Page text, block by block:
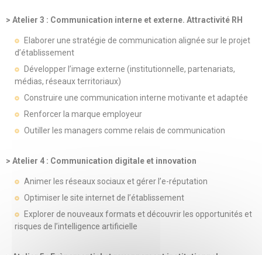
> Atelier 3 : Communication interne et externe. Attractivité RH
Elaborer une stratégie de communication alignée sur le projet
d’établissement
Développer l’image externe (institutionnelle, partenariats,
médias, réseaux territoriaux)
Construire une communication interne motivante et adaptée
Renforcer la marque employeur
Outiller les managers comme relais de communication
> Atelier 4 : Communication digitale et innovation
Animer les réseaux sociaux et gérer l’e-réputation
Optimiser le site internet de l’établissement
Explorer de nouveaux formats et découvrir les opportunités et
risques de l’intelligence artificielle